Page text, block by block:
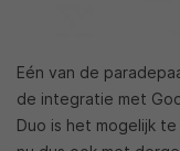
Eén van de
de integratie met
Duo is het mogelijk